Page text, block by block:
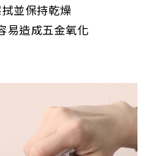
並保持乾燥
易造成五金氧化